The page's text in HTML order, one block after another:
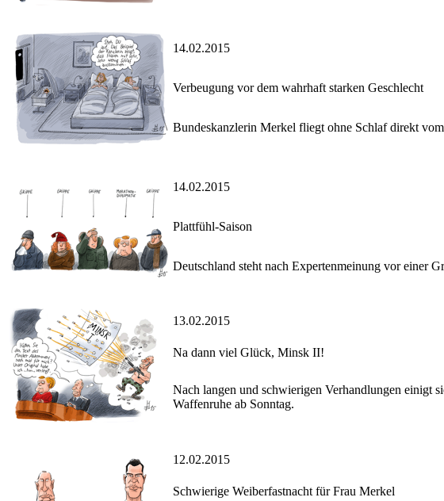
14.02.2015
Verbeugung vor dem wahrhaft starken Geschlecht
Bundeskanzlerin Merkel fliegt ohne Schlaf direkt
14.02.2015
Plattfühl-Saison
Deutschland steht nach Expertenmeinung vor einer
13.02.2015
Na dann viel Glück, Minsk II!
Nach langen und schwierigen Verhandlungen einigt
Waffenruhe ab Sonntag.
12.02.2015
Schwierige Weiberfastnacht für Frau Merkel